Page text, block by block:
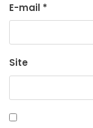
E-mail *
Site